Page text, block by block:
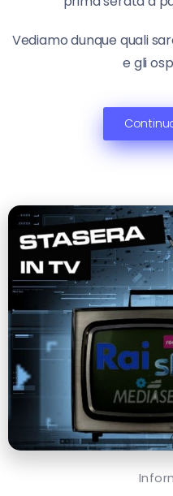
Vediamo dunque quali
e gli